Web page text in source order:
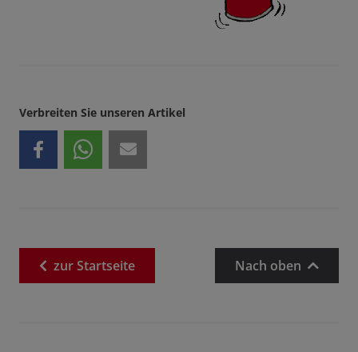
Verbreiten Sie unseren Artikel
zurStartseite Nach oben